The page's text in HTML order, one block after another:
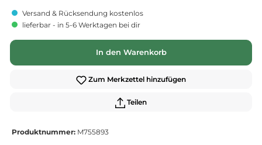
Versand & Rücksendung kostenlos
lieferbar - in 5-6 Werktagen bei dir
In den Warenkorb
Zum Merkzettel hinzufügen
Teilen
Produktnummer: M755893